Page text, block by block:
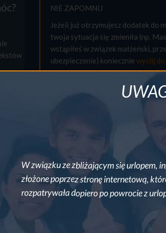
NIE ZAPOMNIJ
Jeżeli już otrzymujesz dodatek do
twoja sytuacja się zmieniła (np.
wstąpiłeś w związek małżeński,
ubezpieczenie) konieczniewyślij do
formularz, a ja podam te zmiany
Masz inne pytania dotyczące dodatku
– najczęściej zadawane
znajdziesz tam odpowiedź na swoje
W związku ze zbliżającym się urlopem,
złożone poprzez stronę internetową,
rozpatrywała dopiero po powrocie z